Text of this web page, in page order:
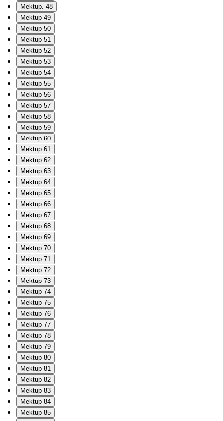
Mektup. 48
Mektup 49
Mektup 50
Mektup 51
Mektup 52
Mektup 53
Mektup 54
Mektup 55
Mektup 56
Mektup 57
Mektup 58
Mektup 59
Mektup 60
Mektup 61
Mektup 62
Mektup 63
Mektup 64
Mektup 65
Mektup 66
Mektup 67
Mektup 68
Mektup 69
Mektup 70
Mektup 71
Mektup 72
Mektup 73
Mektup 74
Mektup 75
Mektup 76
Mektup 77
Mektup 78
Mektup 79
Mektup 80
Mektup 81
Mektup 82
Mektup 83
Mektup 84
Mektup 85